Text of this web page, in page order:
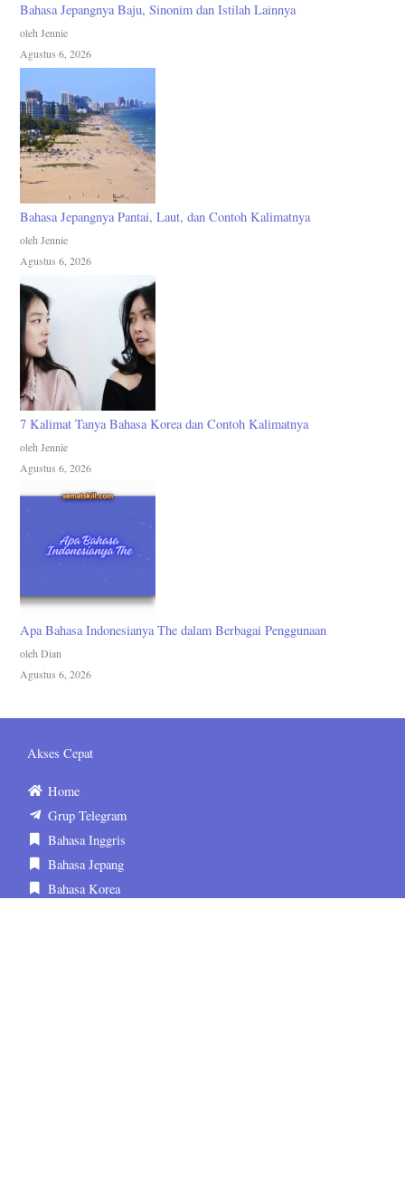
Bahasa Jepangnya Baju, Sinonim dan Istilah Lainnya
oleh Jennie
Agustus 6, 2026
Bahasa Jepangnya Pantai, Laut, dan Contoh Kalimatnya
oleh Jennie
Agustus 6, 2026
7 Kalimat Tanya Bahasa Korea dan Contoh Kalimatnya
oleh Jennie
Agustus 6, 2026
Apa Bahasa Indonesianya The dalam Berbagai Penggunaan
oleh Dian
Agustus 6, 2026
Akses Cepat
Home
Grup Telegram
Bahasa Inggris
Bahasa Jepang
Bahasa Korea